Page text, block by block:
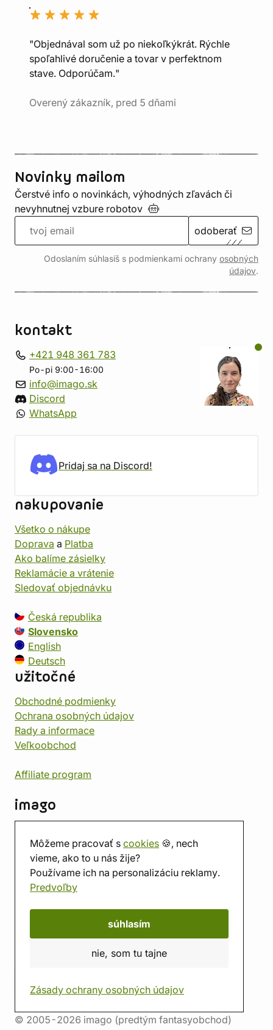
Môžeme pracovať s cookies 🍪, nech
vieme, ako to u nás žije?
Používame ich na personalizáciu reklamy.
Predvoľby
súhlasím
nie, som tu tajne
Zásady ochrany osobných údajov
"Objednával som už po niekoľkýkrát. Rýchle
spoľahlivé doručenie a tovar v perfektnom
stave. Odporúčam."
Overený zákazník, pred 5 dňami
Novinky mailom
Čerstvé info o novinkách, výhodných zľavách či
nevyhnutnej vzbure robotov
odoberať
Odoslaním súhlasíš s podmienkami ochrany osobných
údajov.
kontakt
+421 948 361 783
Po-pi 9:00-16:00
info@imago.sk
Discord
WhatsApp
Pridaj sa na Discord!
nakupovanie
Všetko o nákupe
Doprava a Platba
Ako balíme zásielky
Reklamácie a vrátenie
Sledovať objednávku
Česká republika
Slovensko
English
Deutsch
užitočné
Obchodné podmienky
Ochrana osobných údajov
Rady a informace
Veľkoobchod
Affiliate program
imago
Predajňa
Herňa
O nás
Hodnotenie obchodu
© 2005-2026 imago (predtým fantasyobchod)